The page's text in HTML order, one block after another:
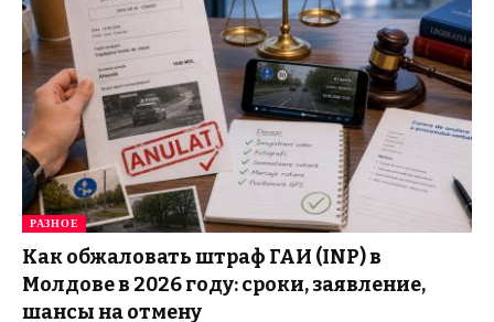
РАЗНОЕ
Как обжаловать штраф ГАИ (INP) в
Молдове в 2026 году: сроки, заявление,
шансы на отмену